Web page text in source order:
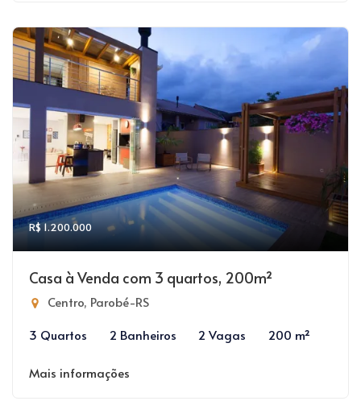
R$ 1.200.000
Casa à Venda com 3 quartos, 200m²
Centro, Parobé-RS
3 Quartos
2 Banheiros 2 Vagas 200 m²
Mais informações